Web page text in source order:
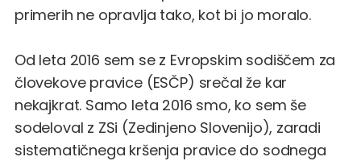
primerih ne opravlja tako, kot bi jo moralo.
Od leta 2016 sem se z Evropskim sodiščem za
človekove pravice (ESČP) srečal že kar
nekajkrat. Samo leta 2016 smo, ko sem še
sodeloval z ZSi (Zedinjeno Slovenijo), zaradi
sistematičnega kršenja pravice do sodnega